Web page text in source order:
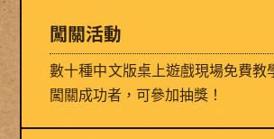
闖關活動
數十種中文版桌上遊戲現場免費教
闖關成功者，可參加抽獎！